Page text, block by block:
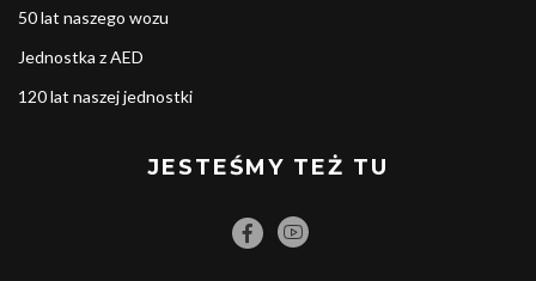
50 lat naszego wozu
Jednostka z AED
120 lat naszej jednostki
JESTEŚMY TEŻ TU